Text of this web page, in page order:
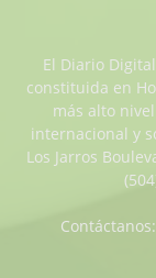
El Diario
constituida en
más alto
internacional y
Los Jarros
Contáctanos: